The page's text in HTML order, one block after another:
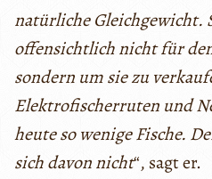
natürliche Gleichgewicht.
offensichtlich nicht für
sondern um sie zu
Elektrofischerruten und
heute so wenige Fische.
sich davon nicht“, sagt er.